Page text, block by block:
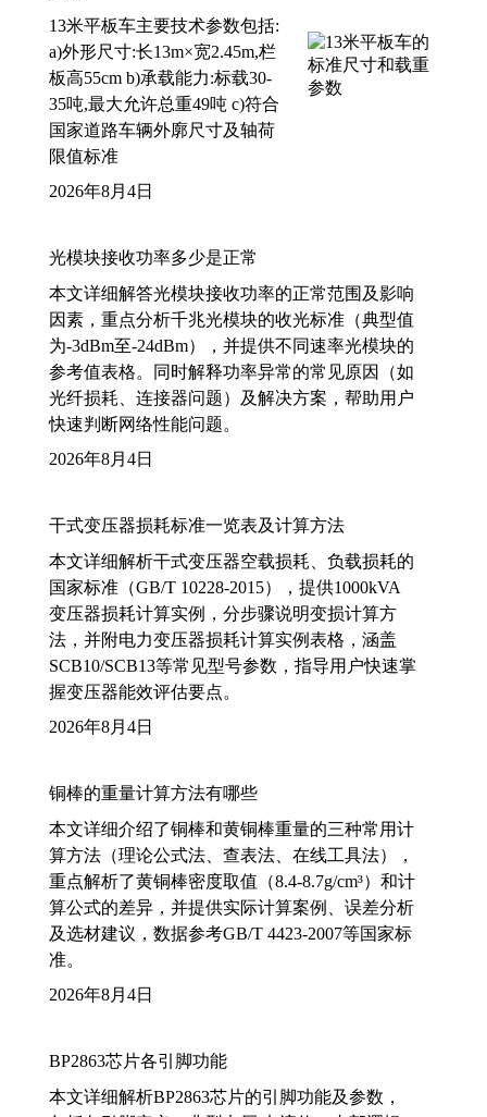
13米平板车主要技术参数包括:
a)外形尺寸:长13m×宽2.45m,栏
板高55cm b)承载能力:标载30-
35吨,最大允许总重49吨 c)符合
国家道路车辆外廓尺寸及轴荷
限值标准
2026年8月4日
光模块接收功率多少是正常
本文详细解答光模块接收功率的正常范围及影响
因素，重点分析千兆光模块的收光标准（典型值
为-3dBm至-24dBm），并提供不同速率光模块的
参考值表格。同时解释功率异常的常见原因（如
光纤损耗、连接器问题）及解决方案，帮助用户
快速判断网络性能问题。
2026年8月4日
干式变压器损耗标准一览表及计算方法
本文详细解析干式变压器空载损耗、负载损耗的
国家标准（GB/T 10228-2015），提供1000kVA
变压器损耗计算实例，分步骤说明变损计算方
法，并附电力变压器损耗计算实例表格，涵盖
SCB10/SCB13等常见型号参数，指导用户快速掌
握变压器能效评估要点。
2026年8月4日
铜棒的重量计算方法有哪些
本文详细介绍了铜棒和黄铜棒重量的三种常用计
算方法（理论公式法、查表法、在线工具法），
重点解析了黄铜棒密度取值（8.4-8.7g/cm³）和计
算公式的差异，并提供实际计算案例、误差分析
及选材建议，数据参考GB/T 4423-2007等国家标
准。
2026年8月4日
BP2863芯片各引脚功能
本文详细解析BP2863芯片的引脚功能及参数，